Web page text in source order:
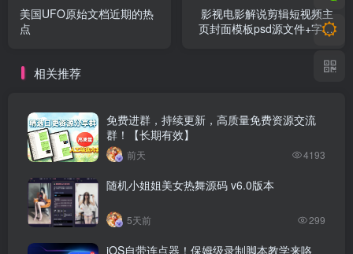
美国UFO原始文档近期的热
点
影视电影解说剪辑短视频主
页封面模板psd源文件+字体
相关推荐
免费进群，持续更新，高质量免费资源交流
群！【长期有效】
前天 4193
随机小姐姐美女热舞源码 v6.0版本
5天前 299
iOS自带连点器！保姆级录制脚本教学来咯